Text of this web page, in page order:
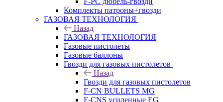
Комплекты патроны+гвозди
ГАЗОВАЯ ТЕХНОЛОГИЯ
Назад
ГАЗОВАЯ ТЕХНОЛОГИЯ
Газовые пистолеты
Газовые баллоны
Гвозди для газовых пистолетов
Назад
Гвозди для газовых пистолетов
F-CN BULLETS MG
F-CNS усиленные EG